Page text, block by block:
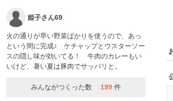
姫子さん69
火の通りが早い野菜ばかりを使うので、あっ
という間に完成♪ ケチャップとウスターソー
スの隠し味が効いてる！ 牛肉のカレーもい
いけど、暑い夏は豚肉でサッパリと。
みんながつくった数 199 件